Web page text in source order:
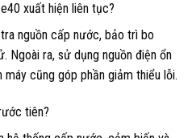
xuất hiện liên tục?
nguồn cấp nước, bảo trì bo
Ngoài ra, sử dụng nguồn điện ổn
cũng góp phần giảm thiểu lỗi.
tiên?